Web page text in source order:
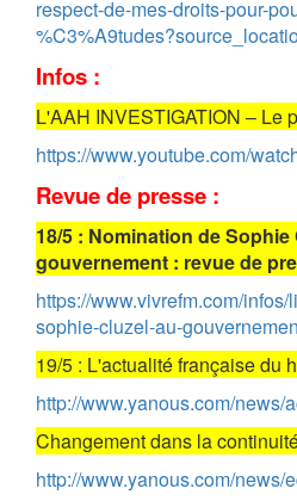
respect-de-mes-droits-pour-
Infos :
L'AAH INVESTIGATION – Le
https://www.youtube.com/
Revue de presse :
18/5 : Nomination de Sophie
gouvernement : revue de
https://www.vivrefm.com/
sophie-cluzel-au-
19/5 : L'actualité française du
http://www.yanous.com/news/
Changement dans la
http://www.yanous.com/news/